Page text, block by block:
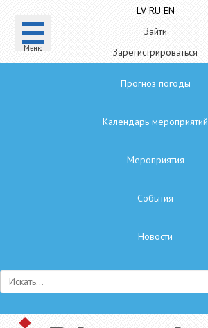
Mеню
LV RU EN
Зайти
Зарегистрироваться
Прогноз погоды
Календарь мероприятий
Мероприятия
Cобытия
Hовости